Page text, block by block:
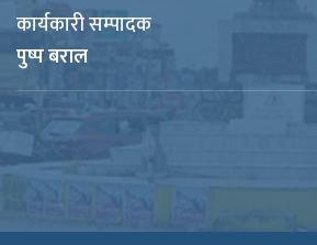
कार्यकारी सम्पादक
पुष्प बराल